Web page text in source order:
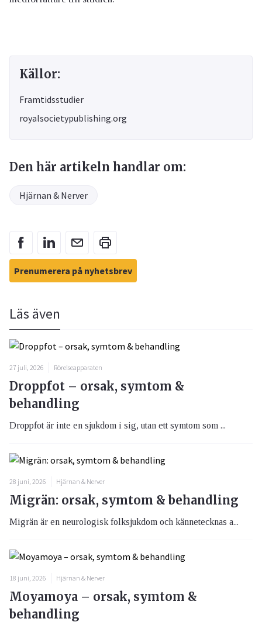
Källor:
Framtidsstudier
royalsocietypublishing.org
Den här artikeln handlar om:
Hjärnan & Nerver
Prenumerera på nyhetsbrev
Läs även
27 juli, 2026 Rörelseapparaten
Droppfot – orsak, symtom &
behandling
Droppfot är inte en sjukdom i sig, utan ett symtom som ...
28 juni, 2026 Hjärnan & Nerver
Migrän: orsak, symtom & behandling
Migrän är en neurologisk folksjukdom och kännetecknas a...
18 juni, 2026 Hjärnan & Nerver
Moyamoya – orsak, symtom &
behandling